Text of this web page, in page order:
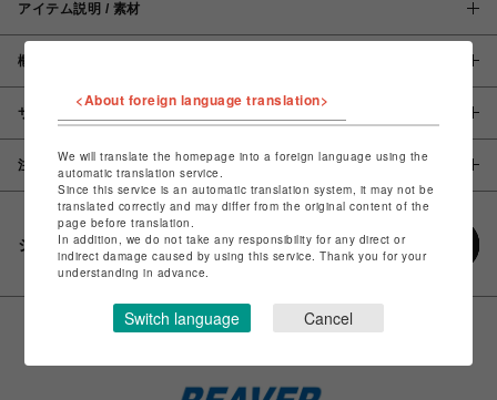
アイテム説明 / 素材
概要
サイズ
注意事項
シェアする
<About foreign language translation>
We will translate the homepage into a foreign language using the
automatic translation service.
Since this service is an automatic translation system, it may not be
translated correctly and may differ from the original content of the
page before translation.
In addition, we do not take any responsibility for any direct or
indirect damage caused by using this service. Thank you for your
understanding in advance.
Switch language Cancel